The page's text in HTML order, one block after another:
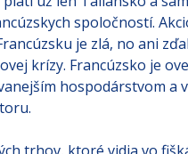
už len Taliansko a
spoločností.
je zlá, no ani
krízy. Francúzsko je
hospodárstvom a